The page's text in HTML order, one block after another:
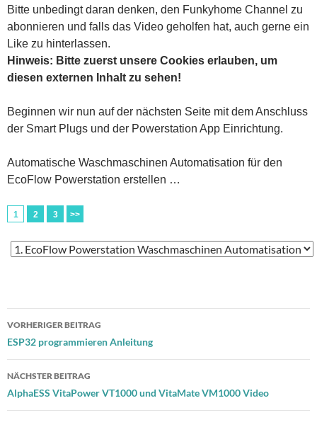
Bitte unbedingt daran denken, den Funkyhome Channel zu
abonnieren und falls das Video geholfen hat, auch gerne ein
Like zu hinterlassen.
Hinweis: Bitte zuerst unsere Cookies erlauben, um
diesen externen Inhalt zu sehen!
Beginnen wir nun auf der nächsten Seite mit dem Anschluss
der Smart Plugs und der Powerstation App Einrichtung.
Automatische Waschmaschinen Automatisation für den
EcoFlow Powerstation erstellen …
1 2 3 >>
Beitragsnavigation
VORHERIGER BEITRAG
ESP32 programmieren Anleitung
NÄCHSTER BEITRAG
AlphaESS VitaPower VT1000 und VitaMate VM1000 Video